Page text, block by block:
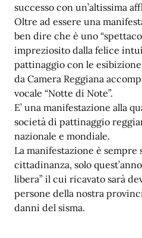
successo con un’altissima
Oltre ad essere una
ben dire che è uno
impreziosito dalla felice
pattinaggio con le
da Camera Reggiana
vocale “Notte di Note”.
E’ una manifestazione alla
società di pattinaggio
nazionale e mondiale.
La manifestazione è sempre
cittadinanza, solo
libera” il cui ricavato sarà
persone della nostra
danni del sisma.